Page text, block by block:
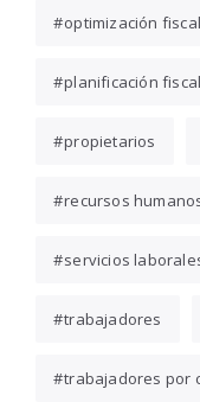
optimización fiscal
planificación fiscal
propietarios
recursos
servicios
trabajadores
trabajadores por